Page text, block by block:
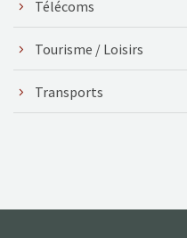
Télécoms
Tourisme / Loisirs
Transports